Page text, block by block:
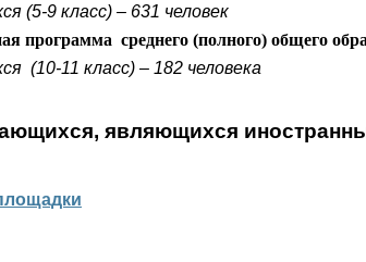
(5-9 класс) – 631 человек
программа среднего (полного) общего
(10-11 класс) – 182 человека
являющихся